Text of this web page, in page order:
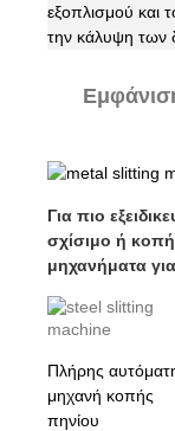
εξοπλισμού και
την κάλυψη των
Για πιο
σχίσιμο ή
μηχανήματα
Πλήρης
μηχανή κοπής
πηνίου